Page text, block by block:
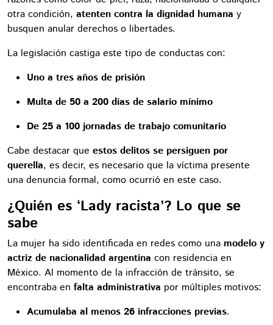
otra condición, atenten contra la dignidad humana y
busquen anular derechos o libertades.
La legislación castiga este tipo de conductas con:
Uno a tres años de prisión
Multa de 50 a 200 días de salario mínimo
De 25 a 100 jornadas de trabajo comunitario
Cabe destacar que estos delitos se persiguen por
querella, es decir, es necesario que la víctima presente
una denuncia formal, como ocurrió en este caso.
¿Quién es ‘Lady racista’? Lo que se
sabe
La mujer ha sido identificada en redes como una modelo y
actriz de nacionalidad argentina con residencia en
México. Al momento de la infracción de tránsito, se
encontraba en falta administrativa por múltiples motivos:
Acumulaba al menos 26 infracciones previas.